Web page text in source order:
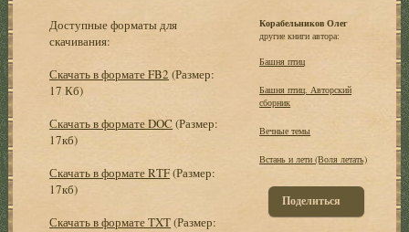
Доступные форматы для
скачивания:
Скачать в формате FB2 (Размер:
17 Кб)
Скачать в формате DOC (Размер:
17кб)
Скачать в формате RTF(Размер:
17кб)
Скачать в формате TXT(Размер:
Корабельников Олег
другие книги автора:
Башня птиц
Башня птиц. Авторский
сборник
Вечные темы
Встань и лети (Воля летать)
Поделиться